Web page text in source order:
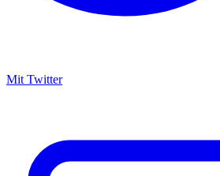
Mit Twitter